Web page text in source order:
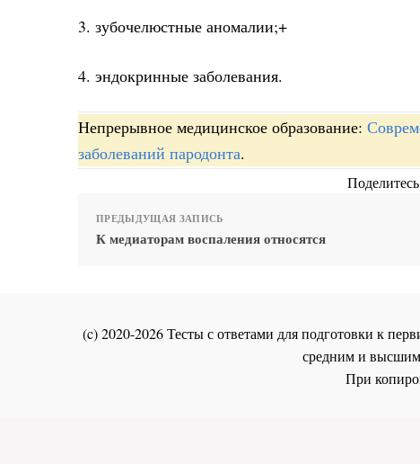
3. зубочелюстные аномалии;+
4. эндокринные заболевания.
Непрерывное медицинское образование:
заболеваний пародонта.
ПРЕДЫДУЩАЯ ЗАПИСЬ
К медиаторам воспаления относятся
(c) 2020-2026 Тесты с ответами для подготовки к
средним и высшим
При